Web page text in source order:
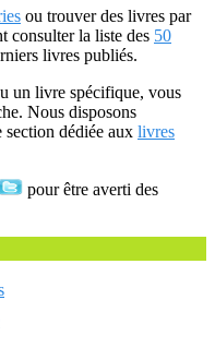
ou trouver des livres par
consulter la liste des 50
livres publiés.
un livre spécifique, vous
Nous disposons
section dédiée aux livres
pour être averti des